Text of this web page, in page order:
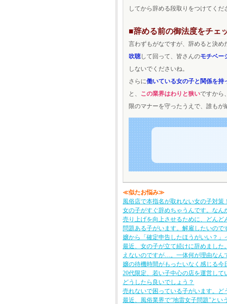
してから辞める段取りをつけてくだ
■辞める前の御法度をチェ
言わずもがなですが、辞めると決め
吹聴して回って、皆さんのモチベー
しないでくださいね。
さらに働いている女の子と関係を持
と、 この業界はわりと狭いですから
限のマナーを守ったうえで、誰も
≪似たお悩み≫
風俗店で本指名が取れない女の子対策！
女の子がすぐ辞めちゃうんです。なん
売り上げを向上させるために、どんど
問題ある子がいます。解雇したいの
嬢から「確定申告したほうがいい？」
最近、女の子が立て続けに辞めまし
えないのですが…。一体何が理由なん
嬢の待機時間がもったいなく感じる今
20代限定、若い子中心の店を運営し
どうしたら良いでしょう？
売れないで困っている子がいます。ど
最近、風俗業界で“地雷女子問題”と